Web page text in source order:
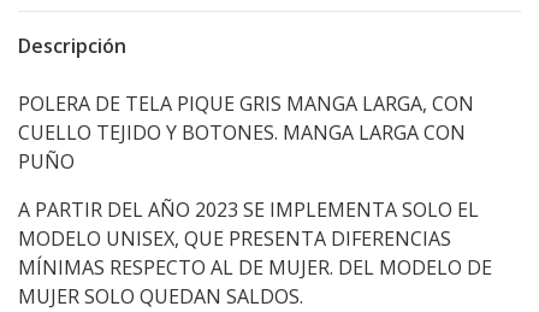
Descripción
POLERA DE TELA PIQUE GRIS MANGA LARGA, CON
CUELLO TEJIDO Y BOTONES. MANGA LARGA CON
PUÑO
A PARTIR DEL AÑO 2023 SE IMPLEMENTA SOLO EL
MODELO UNISEX, QUE PRESENTA DIFERENCIAS
MÍNIMAS RESPECTO AL DE MUJER. DEL MODELO DE
MUJER SOLO QUEDAN SALDOS.